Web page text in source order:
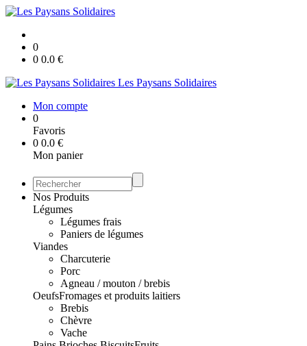
0
0 0.0 €
Les Paysans Solidaires
Mon compte
0
Favoris
0 0.0 €
Mon panier
Nos Produits
Légumes
Légumes frais
Paniers de légumes
Viandes
Charcuterie
Porc
Agneau / mouton / brebis
OeufsFromages et produits laitiers
Brebis
Chèvre
Vache